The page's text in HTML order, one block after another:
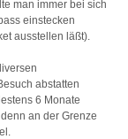
man immer bei sich
einstecken
ausstellen läßt).
abstatten
6 Monate
an der Grenze